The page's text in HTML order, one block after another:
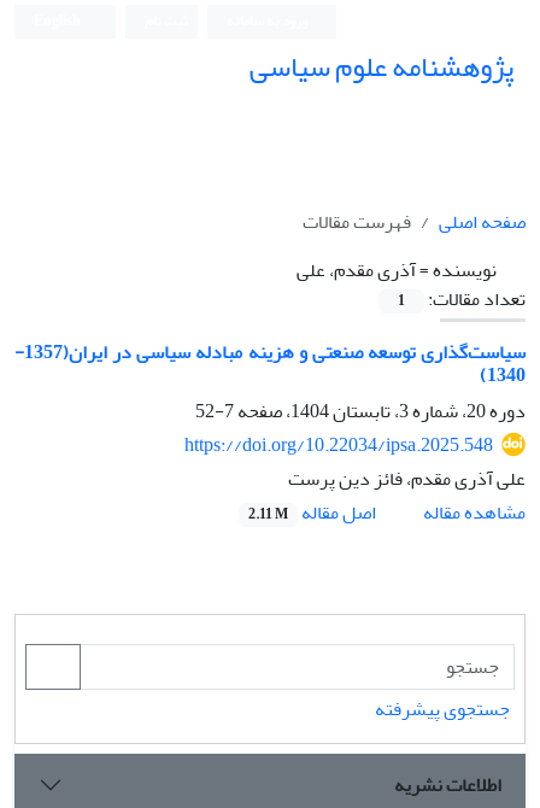
پژوهشنامه علوم سیاسی
صفحه اصلی
فهرست مقالات
نویسنده =آذری مقدم، علی
تعداد مقالات:
1
سیاست‌گذاری توسعه صنعتی و هزینه مبادله سیاسی در ایران(1357-
1340)
دوره 20، شماره 3، تابستان 1404، صفحه
7-52
https://doi.org/10.22034/ipsa.2025.548
علی آذری مقدم، فائز دین پرست
مشاهده مقاله
اصل مقاله 2.11 M
جستجوی پیشرفته
اطلاعات نشریه